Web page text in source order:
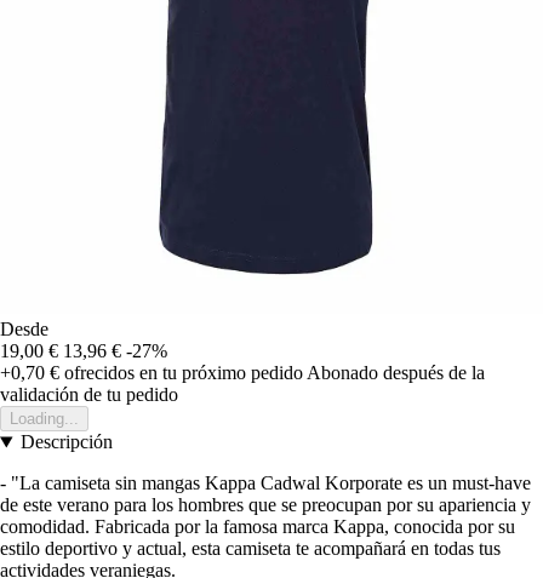
Desde
19,00 € 13,96 € -27%
+0,70 € ofrecidos en tu próximo pedido Abonado después de la
validación de tu pedido
Loading...
Descripción
- "La camiseta sin mangas Kappa Cadwal Korporate es un must-have
de este verano para los hombres que se preocupan por su apariencia y
comodidad. Fabricada por la famosa marca Kappa, conocida por su
estilo deportivo y actual, esta camiseta te acompañará en todas tus
actividades veraniegas.